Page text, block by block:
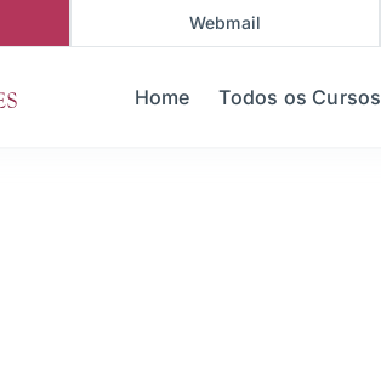
Webmail
Home Todos os Cursos